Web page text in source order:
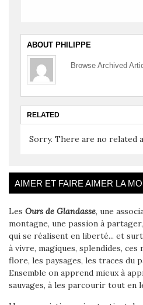
ABOUT PHILIPPE
Browse Archived
RELATED
Sorry. There are no related
AIMER ET FAIRE AIMER LA
Les Ours de Glandasse, une
montagne, une passion à
qui se réalisent en liberté... et
à vivre, magiques, splendides,
flore, les paysages, les traces du
Ensemble on apprend mieux à
sauvages, à les parcourir tout en